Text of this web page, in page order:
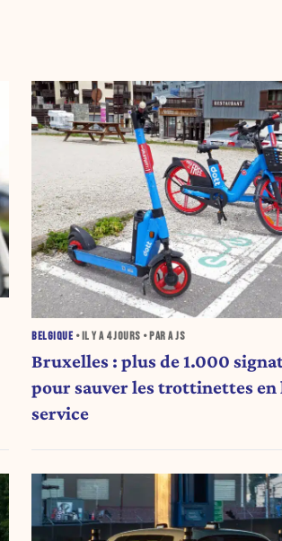
BELGIQUE • IL Y A 4 JOURS • PAR A JS
Bruxelles : plus de 1.000
pour sauver les trottinettes
service